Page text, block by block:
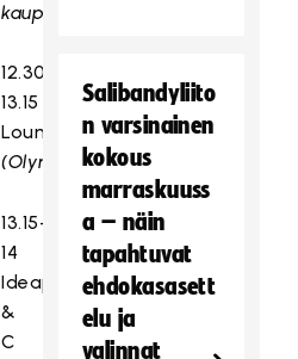
kaupunki)
12.30-
13.15
Lounas
(Olympiastadion)
13.15-
14
Ideapark
&
C
Salibandyliito
n varsinainen
kokous
marraskuuss
a – näin
tapahtuvat
ehdokasasett
elu ja
valinnat